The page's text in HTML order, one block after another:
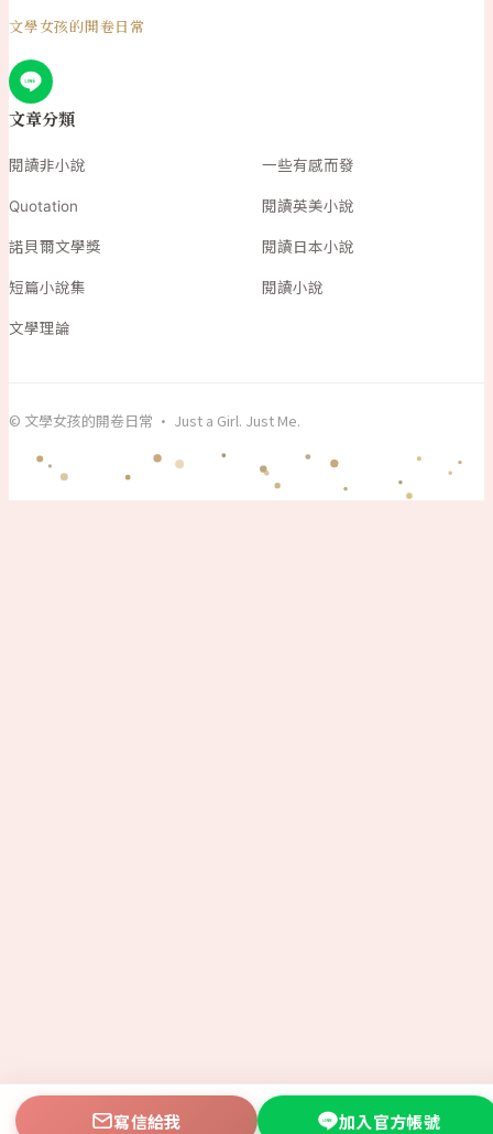
文學女孩的開卷日常
文章分類
閱讀非小說 一些有感而發
Quotation 閱讀英美小說
諾貝爾文學獎 閱讀日本小說
短篇小說集 閱讀小說
文學理論
© 文學女孩的開卷日常 · Just a Girl. Just Me.
寫信給我 加入官方帳號